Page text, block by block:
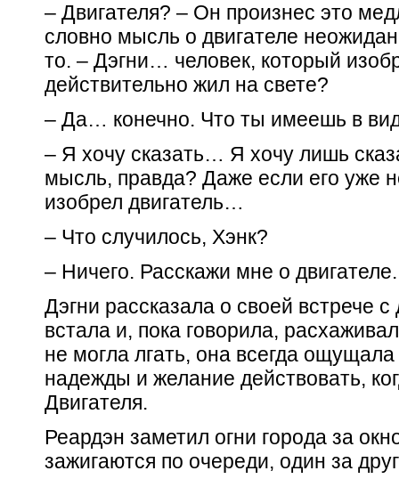
– Двигателя? – Он произнес это
словно мысль о двигателе
то. – Дэгни… человек, который
действительно жил на свете?
– Да… конечно. Что ты имеешь в
– Я хочу сказать… Я хочу лишь
мысль, правда? Даже если его уже
изобрел двигатель…
– Что случилось, Хэнк?
– Ничего. Расскажи мне о двигателе.
Дэгни рассказала о своей встрече
встала и, пока говорила,
не могла лгать, она всегда
надежды и желание действовать,
Двигателя.
Реардэн заметил огни города за
зажигаются по очереди, один за